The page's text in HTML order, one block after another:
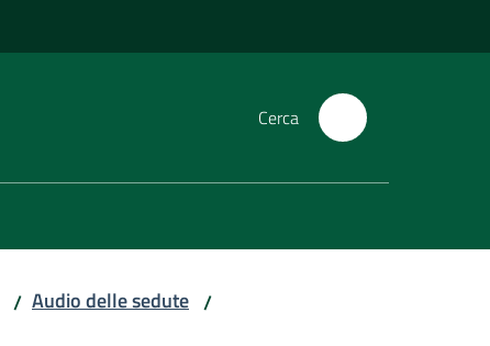
Cerca
/ Audio delle sedute /